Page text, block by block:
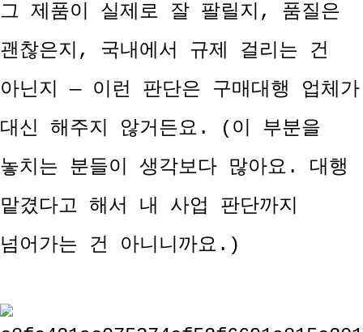
그 제품이 실제로 잘 팔릴지, 품질은
괜찮은지, 국내에서 규제 걸리는 건
아닌지 — 이런 판단은 구매대행 업체가
대신 해주지 않거든요. (이 부분을
놓치는 분들이 생각보다 많아요. 대행
맡겼다고 해서 내 사업 판단까지
넘어가는 건 아니니까요.)